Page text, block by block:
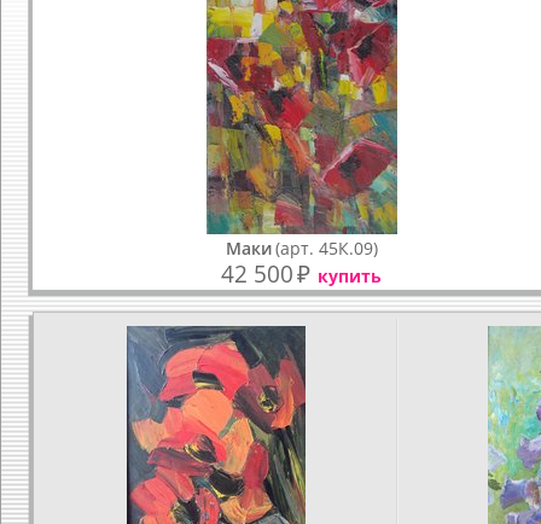
Маки(арт. 45К.09)
42 500₽ купить